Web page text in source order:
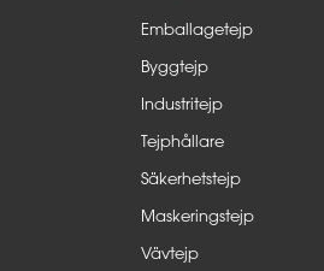
Emballagetejp
Byggtejp
Industritejp
Tejphållare
Säkerhetstejp
Maskeringstejp
Vävtejp